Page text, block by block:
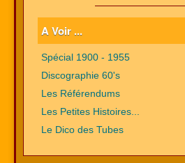
A Voir ...
Spécial 1900 - 1955
Discographie 60's
Les Référendums
Les Petites Histoires...
Le Dico des Tubes